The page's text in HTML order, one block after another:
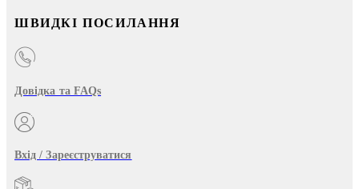
ШВИДКІ ПОСИЛАННЯ
Довідка та FAQs
Вхід / Зареєструватися